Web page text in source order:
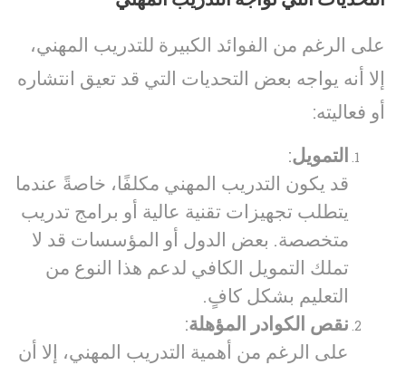
على الرغم من الفوائد الكبيرة للتدريب المهني،
إلا أنه يواجه بعض التحديات التي قد تعيق انتشاره
أو فعاليته:
التمويل:
قد يكون التدريب المهني مكلفًا، خاصةً عندما
يتطلب تجهيزات تقنية عالية أو برامج تدريب
متخصصة. بعض الدول أو المؤسسات قد لا
تملك التمويل الكافي لدعم هذا النوع من
التعليم بشكل كافٍ.
نقص الكوادر المؤهلة:
على الرغم من أهمية التدريب المهني، إلا أن